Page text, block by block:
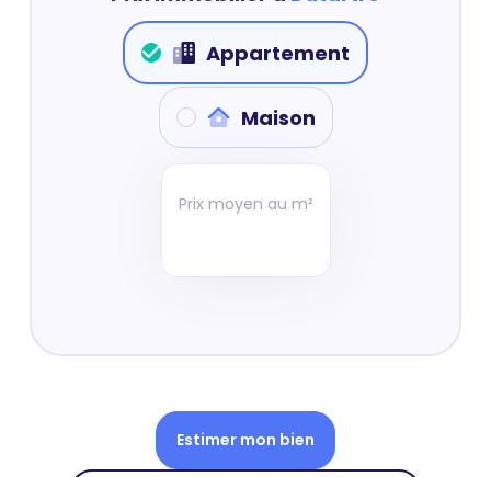
Appartement
Maison
Prix moyen au m²
Estimer mon bien